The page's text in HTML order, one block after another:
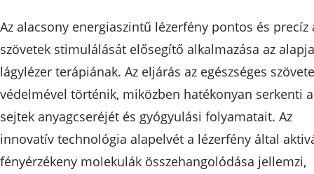
Az alacsony energiaszintű lézerfény pontos és precíz
szövetek stimulálását elősegítő alkalmazása az
lágylézer terápiának. Az eljárás az egészséges
védelmével történik, miközben hatékonyan serkenti a
sejtek anyagcseréjét és gyógyulási folyamatait. Az
innovatív technológia alapelvét a lézerfény által
fényérzékeny molekulák összehangolódása jellemzi,